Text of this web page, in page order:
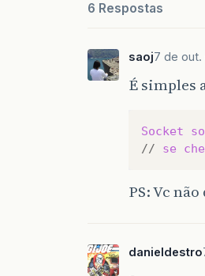
6 Respostas
saoj7 de
É simples
Socket
//
se
PS: Vc
danieldestro